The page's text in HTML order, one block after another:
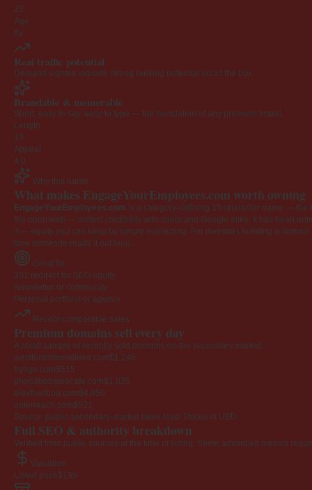
23
Age
6y
Real traffic potential
Demand signals indicate strong ranking potential out of the box.
Brandable & memorable
Short, easy to say, easy to type — the foundation of any premium brand.
Length
19
Appeal
4.0
Why this name
What makes EngageYourEmployees.com worth owning
EngageYourEmployees.com is a category-defining 19-character name — the
the open web — instant credibility with users and Google alike. It has been
it — equity you can keep by simply redirecting. For investors building a
time someone reads it out loud.
Great for
301 redirect for SEO equity
Newsletter or community
Personal portfolio or agency
Recent comparable sales
Premium domains sell every day
A small sample of recently sold domains on the secondary market.
westfordinternalmed.com$1,246
tryngo.com$515
pho63bobateacafe.com$1,025
alexthaifood.com$4,050
outerreach.com$921
Source: public secondary-market sales feed. Prices in USD.
Full SEO & authority breakdown
Verified from public sources at the time of listing. Some advanced metrics
Valuation
Listed price$195